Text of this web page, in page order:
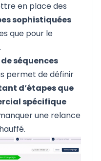
en place des
sophistiquées
que pour le
séquences
permet de définir
d’étapes que
spécifique
une relance